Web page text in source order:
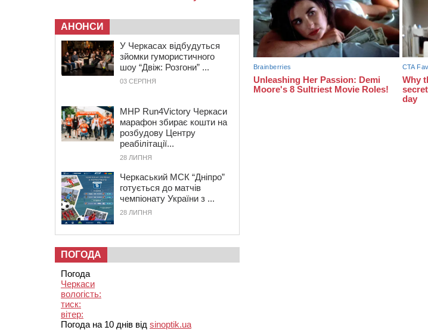
АНОНСИ
У Черкасах відбудуться
зйомки гумористичного
шоу “Двіж: Розгони” ...
03 СЕРПНЯ
MHP Run4Victory Черкаси
марафон збирає кошти на
розбудову Центру
реабілітації...
28 ЛИПНЯ
Черкаський МСК “Дніпро”
готується до матчів
чемпіонату України з ...
28 ЛИПНЯ
ПОГОДА
Погода
Черкаси
вологість:
тиск:
вітер:
Погода на 10 днів від sinoptik.ua